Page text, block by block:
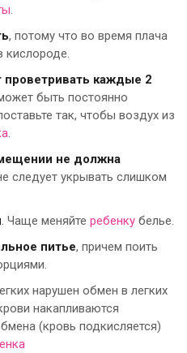
, потому что во время плача
кислороде.
проветривать каждые 2
быть постоянно
так, чтобы воздух из
не должна
следует укрывать слишком
. Чаще меняйте ребенку белье.
питье, причем поить
нарушен обмен в легких
накапливаются
(кровь подкисляется)